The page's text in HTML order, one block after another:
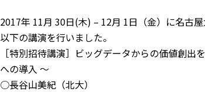
2017年 11月 30日(木) – 12月 1日（金）に名古
以下の講演を行いました。
［特別招待講演］ビッグデータからの価値創
への導入 ～
○長谷山美紀（北大）